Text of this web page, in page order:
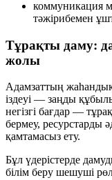
коммуникация
тәжірибемен
Тұрақты даму:
жолы
Адамзаттың
іздеуі — заңды
негізгі бағдар —
бермеу, ресурстарды
қамтамасыз ету.
Бұл үдерістерде
білім беру шешуші